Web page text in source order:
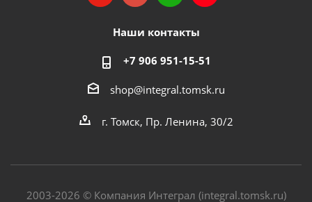
Наши контакты
+7 906 951-15-51
shop@integral.tomsk.ru
г. Томск, Пр. Ленина, 30/2
2003-2026 © Компания Интеграл (integral.tomsk.ru)